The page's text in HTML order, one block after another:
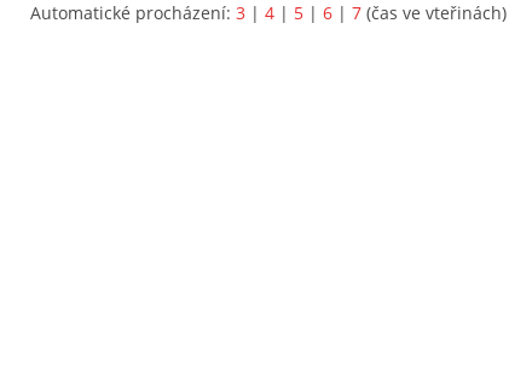
Automatické procházení: 3 | 4 | 5 | 6 | 7 (čas ve vteřinách)